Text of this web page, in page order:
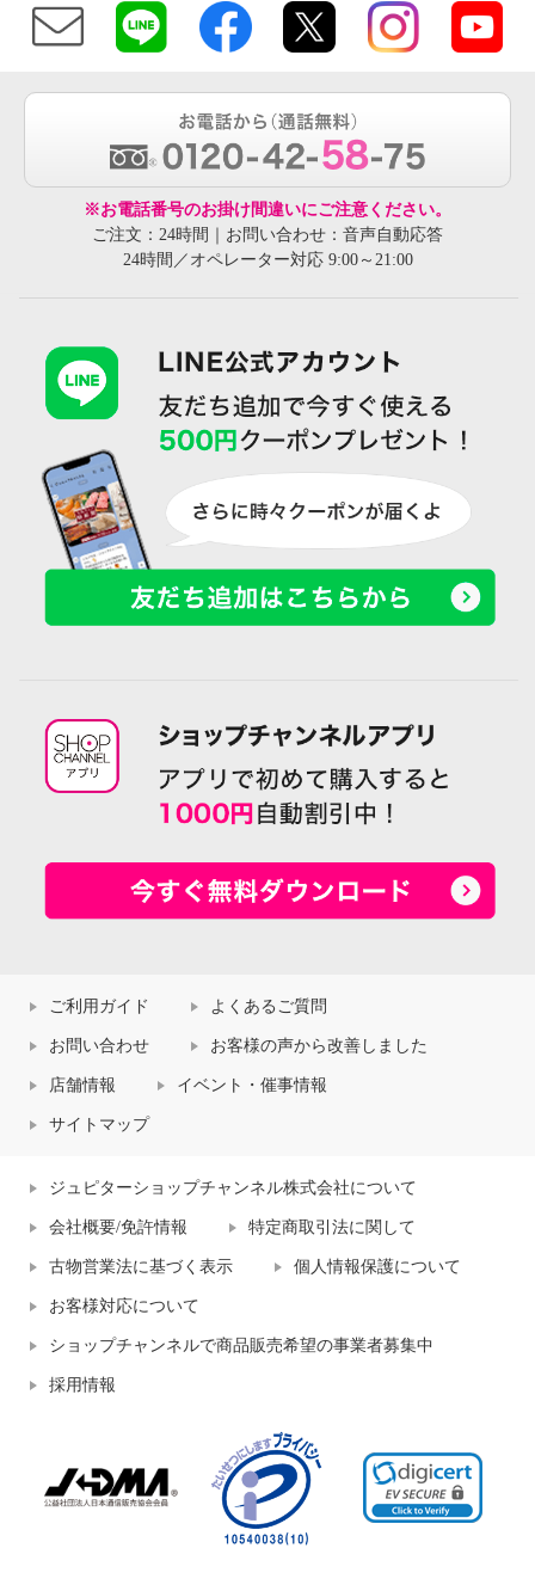
※お電話番号のお掛け間違いにご注意ください。
ご注文：24時間｜お問い合わせ：音声自動応答
24時間／オペレーター対応 9:00～21:00
ご利用ガイド よくあるご質問
お問い合わせ お客様の声から改善しました
店舗情報 イベント・催事情報
サイトマップ
ジュピターショップチャンネル株式会社について
会社概要/免許情報 特定商取引法に関して
古物営業法に基づく表示 個人情報保護について
お客様対応について
ショップチャンネルで商品販売希望の事業者募集中
採用情報